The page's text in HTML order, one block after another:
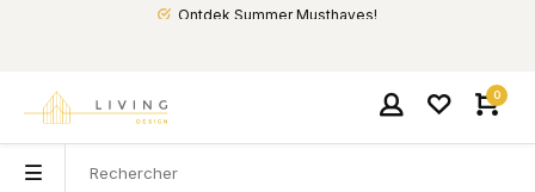
Ontdek Summer Musthaves!
0